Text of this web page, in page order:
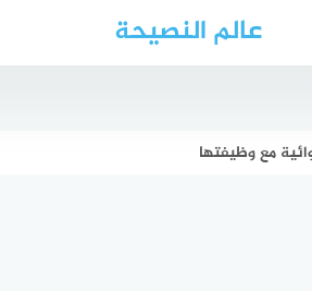
عالم النصيحة
مع وظيفتها